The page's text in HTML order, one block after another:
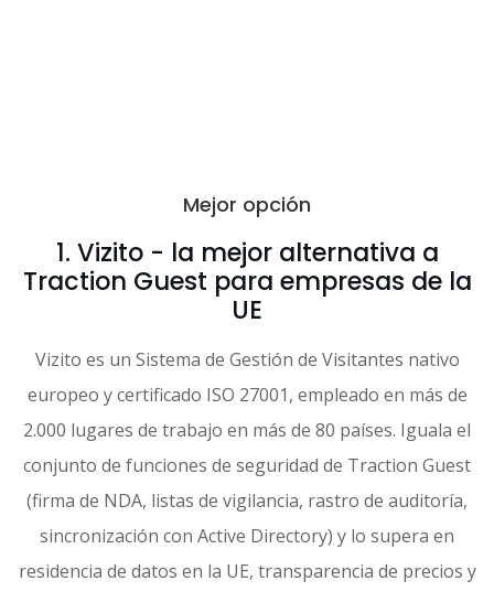
Mejor opción
1. Vizito - la mejor alternativa a
Traction Guest para empresas de la
UE
Vizito es un Sistema de Gestión de Visitantes nativo
europeo y certificado ISO 27001, empleado en más de
2.000 lugares de trabajo en más de 80 países. Iguala el
conjunto de funciones de seguridad de Traction Guest
(firma de NDA, listas de vigilancia, rastro de auditoría,
sincronización con Active Directory) y lo supera en
residencia de datos en la UE, transparencia de precios y